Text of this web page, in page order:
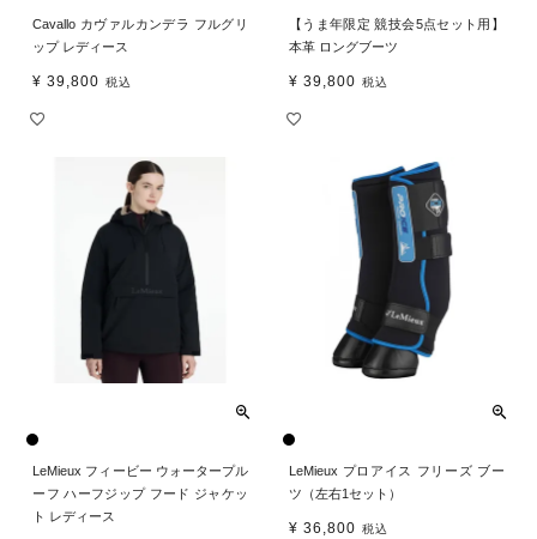
Cavallo カヴァルカンデラ フルグリ
ップ レディース
¥ 39,800 税込
【うま年限定 競技会5点セット用】
本革 ロングブーツ
¥ 39,800 税込
LeMieux フィービー ウォータープル
ーフ ハーフジップ フード ジャケッ
ト レディース
LeMieux プロアイス フリーズ ブー
ツ（左右1セット）
¥ 36,800 税込